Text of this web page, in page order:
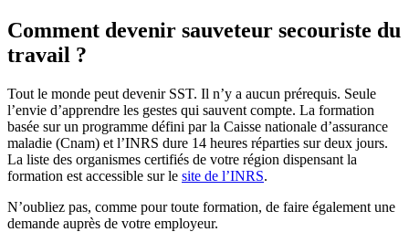
Comment devenir sauveteur secouriste du
travail ?
Tout le monde peut devenir SST. Il n’y a aucun prérequis. Seule
l’envie d’apprendre les gestes qui sauvent compte. La formation
basée sur un programme défini par la Caisse nationale d’assurance
maladie (Cnam) et l’INRS dure 14 heures réparties sur deux jours.
La liste des organismes certifiés de votre région dispensant la
formation est accessible sur le site de l’INRS.
N’oubliez pas, comme pour toute formation, de faire également une
demande auprès de votre employeur.